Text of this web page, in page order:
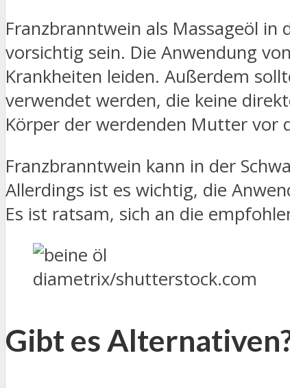
Franzbranntwein als Massageöl
vorsichtig sein. Die Anwendung
Krankheiten leiden. Außerdem
verwendet werden, die keine
Körper der werdenden Mutter vor
Franzbranntwein kann in der
Allerdings ist es wichtig, die
Es ist ratsam, sich an die
diametrix/shutterstock.com
Gibt es